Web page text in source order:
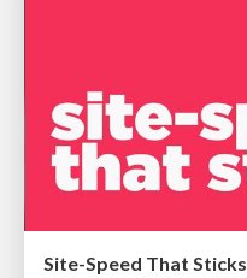
Site-Speed That Sticks